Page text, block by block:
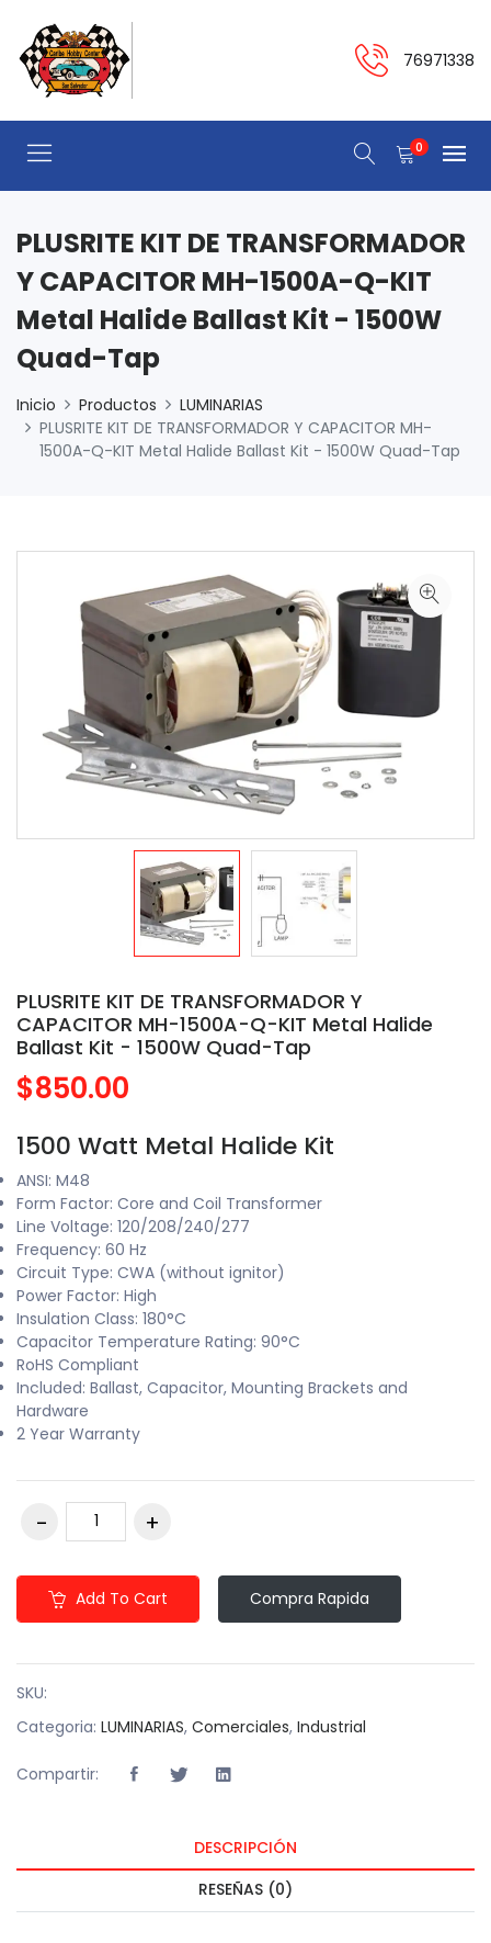
76971338
0
PLUSRITE KIT DE TRANSFORMADOR
Y CAPACITOR MH-1500A-Q-KIT
Metal Halide Ballast Kit - 1500W
Quad-Tap
Inicio Productos
LUMINARIAS
PLUSRITE KIT DE TRANSFORMADOR Y CAPACITOR MH-
1500A-Q-KIT Metal Halide Ballast Kit - 1500W Quad-Tap
PLUSRITE KIT DE TRANSFORMADOR Y
CAPACITOR MH-1500A-Q-KIT Metal Halide
Ballast Kit - 1500W Quad-Tap
$850.00
1500 Watt Metal Halide Kit
ANSI: M48
Form Factor: Core and Coil Transformer
Line Voltage: 120/208/240/277
Frequency: 60 Hz
Circuit Type: CWA (without ignitor)
Power Factor: High
Insulation Class: 180°C
Capacitor Temperature Rating: 90°C
RoHS Compliant
Included: Ballast, Capacitor, Mounting Brackets and
Hardware
2 Year Warranty
Add To Cart Compra Rapida
SKU:
Categoria: LUMINARIAS, Comerciales, Industrial
Compartir:
DESCRIPCIÓN
RESEÑAS (0)